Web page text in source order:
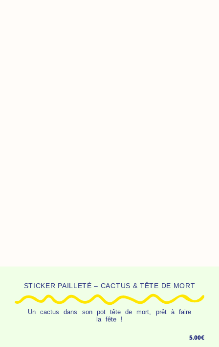
STICKER PAILLETÉ – CACTUS & TÊTE DE MORT
Un cactus dans son pot tête de mort, prêt à faire
la fête !
5.00€